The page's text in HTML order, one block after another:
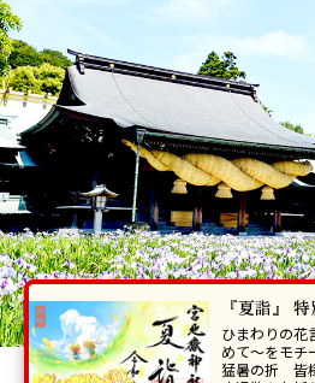
当ホームページで掲載の写真・イラスト等
『夏詣』
ひまわりの花
めて〜をモチ
猛暑の折 皆